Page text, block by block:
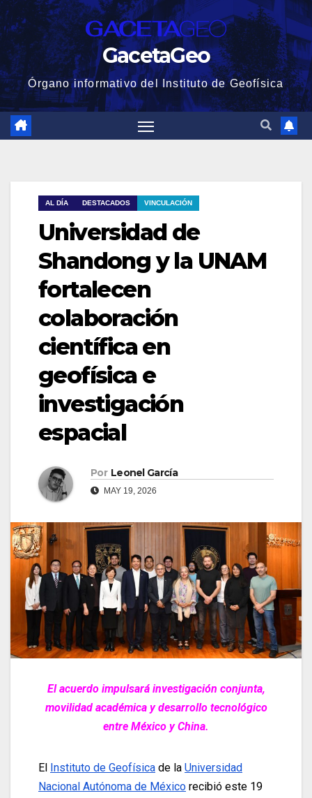
GacetaGeo
Órgano informativo del Instituto de Geofísica
AL DÍA DESTACADOS VINCULACIÓN
Universidad de
Shandong y la UNAM
fortalecen
colaboración
científica en
geofísica e
investigación
espacial
Por Leonel García
MAY 19, 2026
El acuerdo impulsará investigación conjunta,
movilidad académica y desarrollo tecnológico
entre México y China.
El Instituto de Geofísica de la Universidad
Nacional Autónoma de México recibió este 19